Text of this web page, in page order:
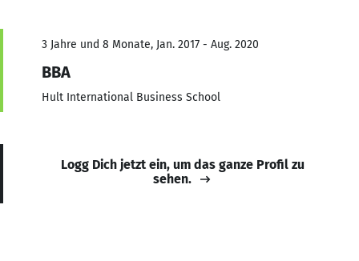
3 Jahre und 8 Monate, Jan. 2017 - Aug. 2020
BBA
Hult International Business School
Logg Dich jetzt ein, um das ganze Profil zu
sehen.